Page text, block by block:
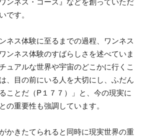
です。
ネス体験に至るまでの過程、ワンネス
ンネス体験のすばらしさを述べていま
ュアルな世界や宇宙のどこかに行くこ
、目の前にいる人を大切にし、ふだん
ことだ（P１７７）」と、今の現実に
の重要性も強調しています。
かきたてられると同時に現実世界の重